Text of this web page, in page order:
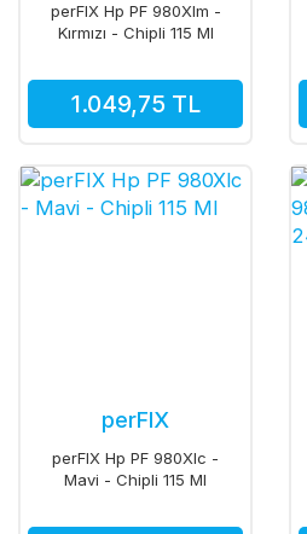
perFIX Hp PF 980Xlm -
Kırmızı - Chipli 115 Ml
1.049,75 TL
perFIX
perFIX Hp PF 980Xlc -
Mavi - Chipli 115 Ml